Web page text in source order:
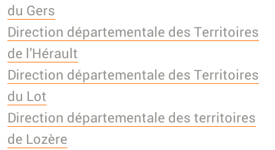
du Gers
Direction départementale des Territoires
de l’Hérault
Direction départementale des Territoires
du Lot
Direction départementale des territoires
de Lozère